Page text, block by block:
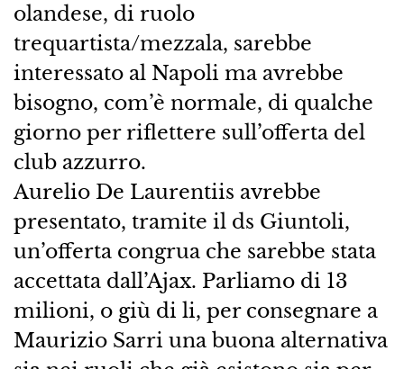
olandese, di ruolo
trequartista/mezzala, sarebbe
interessato al Napoli ma avrebbe
bisogno, com’è normale, di qualche
giorno per riflettere sull’offerta del
club azzurro.
Aurelio De Laurentiis avrebbe
presentato, tramite il ds Giuntoli,
un’offerta congrua che sarebbe stata
accettata dall’Ajax. Parliamo di 13
milioni, o giù di li, per consegnare a
Maurizio Sarri una buona alternativa